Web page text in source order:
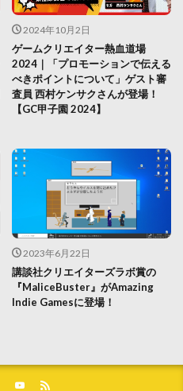
2024年10月2日
ゲームクリエイター熱血道場
2024｜「プロモーションで伝える
べきポイントについて」ゲスト審
査員 西村ケンサクさんが登場！
【GC甲子園 2024】
2023年6月22日
講談社クリエイターズラボ賞の
『MaliceBuster』がAmazing
Indie Gamesに登場！